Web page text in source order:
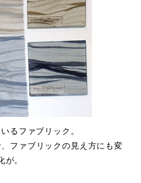
るファブリック。
ファブリックの見え方にも変
が。